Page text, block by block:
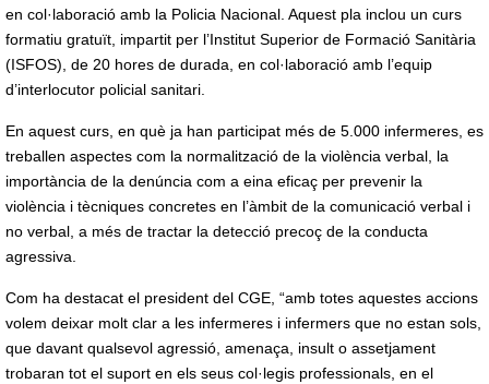
en col·laboració amb la Policia Nacional. Aquest pla inclou un curs
formatiu gratuït, impartit per l’Institut Superior de Formació Sanitària
(ISFOS), de 20 hores de durada, en col·laboració amb l’equip
d’interlocutor policial sanitari.
En aquest curs, en què ja han participat més de 5.000 infermeres, es
treballen aspectes com la normalització de la violència verbal, la
importància de la denúncia com a eina eficaç per prevenir la
violència i tècniques concretes en l’àmbit de la comunicació verbal i
no verbal, a més de tractar la detecció precoç de la conducta
agressiva.
Com ha destacat el president del CGE, “amb totes aquestes accions
volem deixar molt clar a les infermeres i infermers que no estan sols,
que davant qualsevol agressió, amenaça, insult o assetjament
trobaran tot el suport en els seus col·legis professionals, en el